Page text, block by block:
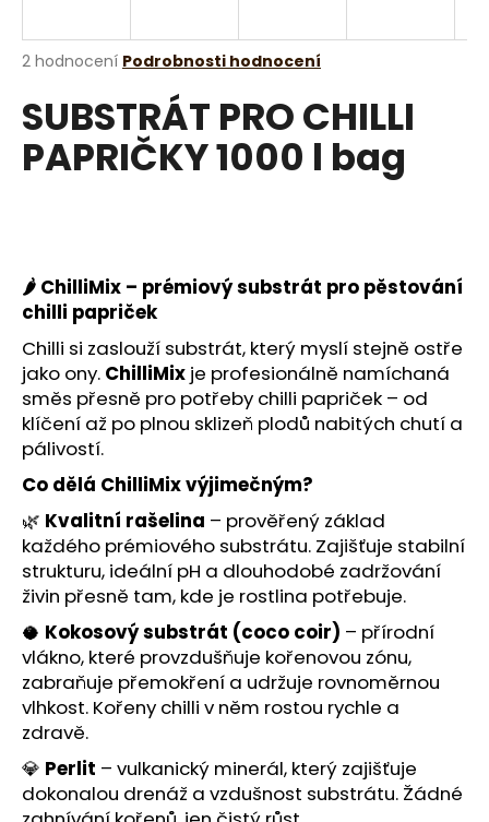
Průměrné
produktu
je
5,0
2 hodnocení Podrobnosti hodnocení
SUBSTRÁT PRO CHILLI
PAPRIČKY 1000 l bag
🌶️ ChilliMix – prémiový substrát pro pěstování
chilli papriček
Chilli si zaslouží substrát, který myslí stejně ostře
jako ony. ChilliMix je profesionálně namíchaná
směs přesně pro potřeby chilli papriček – od
klíčení až po plnou sklizeň plodů nabitých chutí a
pálivostí.
Co dělá ChilliMix výjimečným?
🌿 Kvalitní rašelina – prověřený základ
každého prémiového substrátu. Zajišťuje stabilní
strukturu, ideální pH a dlouhodobé zadržování
živin přesně tam, kde je rostlina potřebuje.
🥥 Kokosový substrát (coco coir) – přírodní
vlákno, které provzdušňuje kořenovou zónu,
zabraňuje přemokření a udržuje rovnoměrnou
vlhkost. Kořeny chilli v něm rostou rychle a
zdravě.
💎 Perlit – vulkanický minerál, který zajišťuje
dokonalou drenáž a vzdušnost substrátu. Žádné
j
t
?
D
o
p
o
r
u
č
u
j
e
m
e